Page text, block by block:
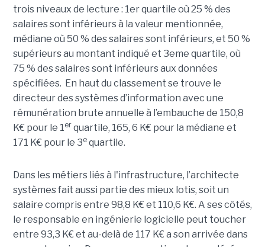
trois niveaux de lecture : 1er quartile où 25 % des
salaires sont inférieurs à la valeur mentionnée,
médiane où 50 % des salaires sont inférieurs, et 50 %
supérieurs au montant indiqué et 3eme quartile, où
75 % des salaires sont inférieurs aux données
spécifiées. En haut du classement se trouve le
directeur des systèmes d’information avec une
rémunération brute annuelle à l’embauche de 150,8
K€ pour le 1erquartile, 165, 6 K€ pour la médiane et
171 K€ pour le 3equartile.
Dans les métiers liés à l'infrastructure, l’architecte
systèmes fait aussi partie des mieux lotis, soit un
salaire compris entre 98,8 K€ et 110,6 K€. A ses côtés,
le responsable en ingénierie logicielle peut toucher
entre 93,3 K€ et au-delà de 117 K€ a son arrivée dans